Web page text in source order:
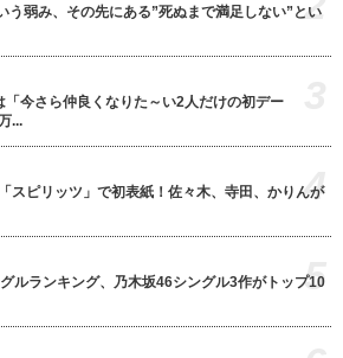
う弱み、その先にある”死ぬまで満足しない”とい
「今さら仲良くなりた～い2人だけの初デー
...
スピリッツ」で初表紙！佐々木、寺田、かりんが
4
ルランキング、乃木坂46シングル3作がトップ10
5